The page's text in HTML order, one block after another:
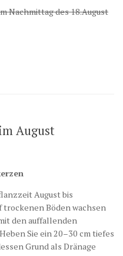
Nachmittag des 18.August
August
August bis
trockenen Böden wachsen
den auffallenden
Sie ein 20–30 cm tiefes
Grund als Dränage